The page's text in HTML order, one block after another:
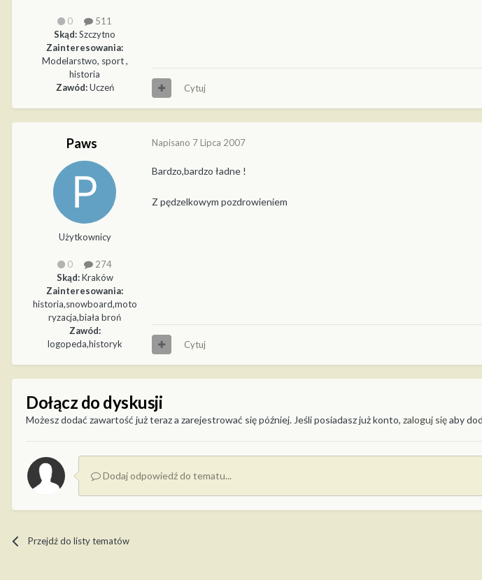
0
511
Skąd:Szczytno
Zainteresowania:
Modelarstwo, sport ,
historia
Zawód:Uczeń Cytuj
Paws
Użytkownicy
0
274
Skąd:Kraków
Zainteresowania:
historia,snowboard,moto
ryzacja,biała broń
Zawód:
logopeda,historyk
Napisano 7 Lipca 2007
Bardzo,bardzo ładne !
Z pędzelkowym pozdrowieniem
Cytuj
Dołącz do dyskusji
Możesz dodać zawartość już teraz a zarejestrować się później. Jeśli posiadasz już konto, zaloguj sięaby
Dodaj odpowiedź do tematu...
Przejdź do listy tematów